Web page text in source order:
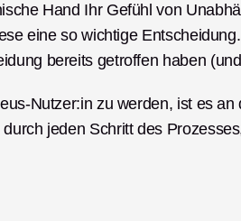
Hand Ihr Gefühl von
eine so wichtige
bereits getroffen haben
Nutzer:in zu werden, ist es
jeden Schritt des